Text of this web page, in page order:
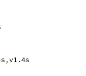
,v1.4s